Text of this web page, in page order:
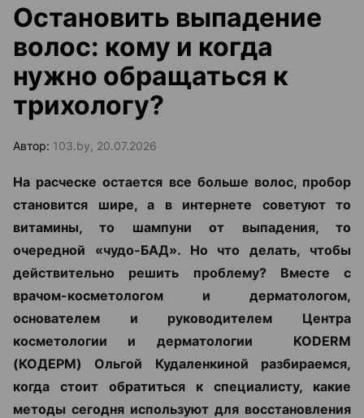
Остановить выпадение
волос: кому и когда
нужно обращаться к
трихологу?
Автор: 103.by, 20.07.2026
На расческе остается все больше волос, пробор
становится шире, а в интернете советуют то
витамины, то шампуни от выпадения, то
очередной «чудо-БАД». Но что делать, чтобы
действительно решить проблему? Вместе с
врачом-косметологом и дерматологом,
основателем и руководителем Центра
косметологии и дерматологии KODERM
(КОДЕРМ) Ольгой Кудаленкиной разбираемся,
когда стоит обратиться к специалисту, какие
методы сегодня используют для восстановления